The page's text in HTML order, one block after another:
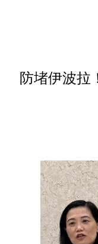
防堵伊波拉